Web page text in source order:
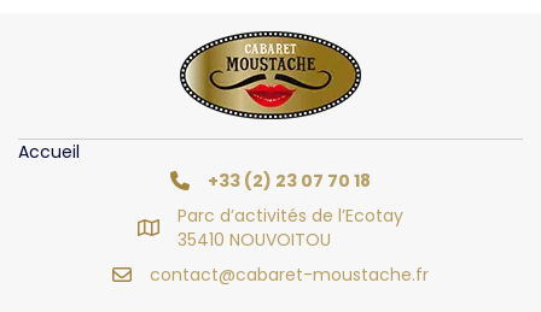
Accueil
+33 (2) 23 07 70 18
Parc d’activités de l’Ecotay
35410 NOUVOITOU
contact@cabaret-moustache.fr